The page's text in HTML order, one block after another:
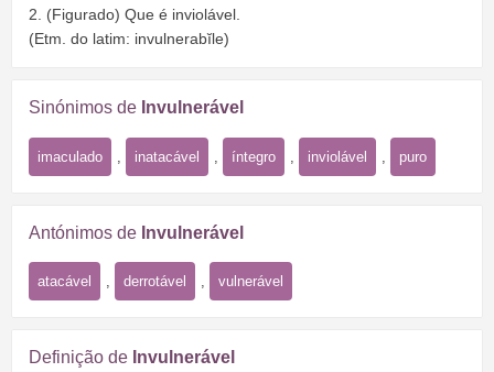
2. (Figurado) Que é inviolável.
(Etm. do latim: invulnerabĭle)
Sinónimos de Invulnerável
imaculado inatacável íntegro inviolável puro
Antónimos de Invulnerável
atacável , derrotável , vulnerável
Definição de Invulnerável